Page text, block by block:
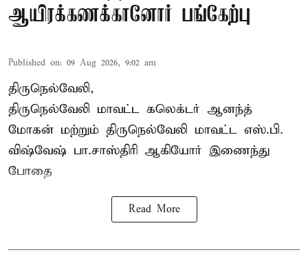
ஆயிரக்கணக்கானோர் பங்கேற்பு
Published on: 09 Aug 2026, 9:02 am
திருநெல்வேலி,
திருநெல்வேலி மாவட்ட கலெக்டர் ஆனந்த்
மோகன் மற்றும் திருநெல்வேலி மாவட்ட எஸ்.பி.
விஷ்வேஷ் பா.சாஸ்திரி ஆகியோர் இணைந்து
போதை
Read More